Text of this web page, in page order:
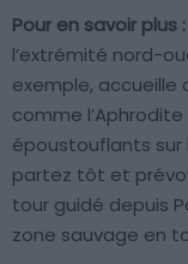
Pour en savoir plus :
l’extrémité nord-
exemple, accueille
comme
époustouflants sur
partez tôt et
tour guidé depuis
zone sauvage en